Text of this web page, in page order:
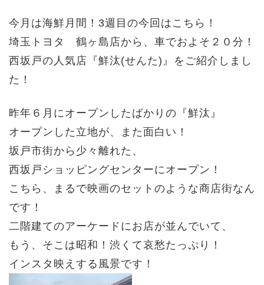
今月は海鮮月間！3週目の今回はこちら！
埼玉トヨタ 鶴ヶ島店から、車でおよそ２０分！
西坂戸の人気店『鮮汰(せんた)』をご紹介しまし
た！
昨年６月にオープンしたばかりの『鮮汰』
オープンした立地が、また面白い！
坂戸市街から少々離れた、
西坂戸ショッピングセンターにオープン！
こちら、
まるで映画のセットのような商店街なん
です！
二階建てのアーケードにお店が並んでいて、
もう、そこは昭和！ 渋くて哀愁たっぷり！
インスタ映えする風景です！